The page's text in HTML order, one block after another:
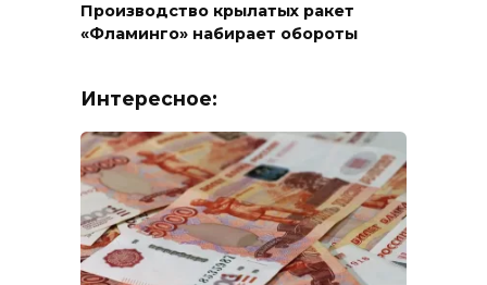
Производство крылатых ракет
«Фламинго» набирает обороты
Интересное: